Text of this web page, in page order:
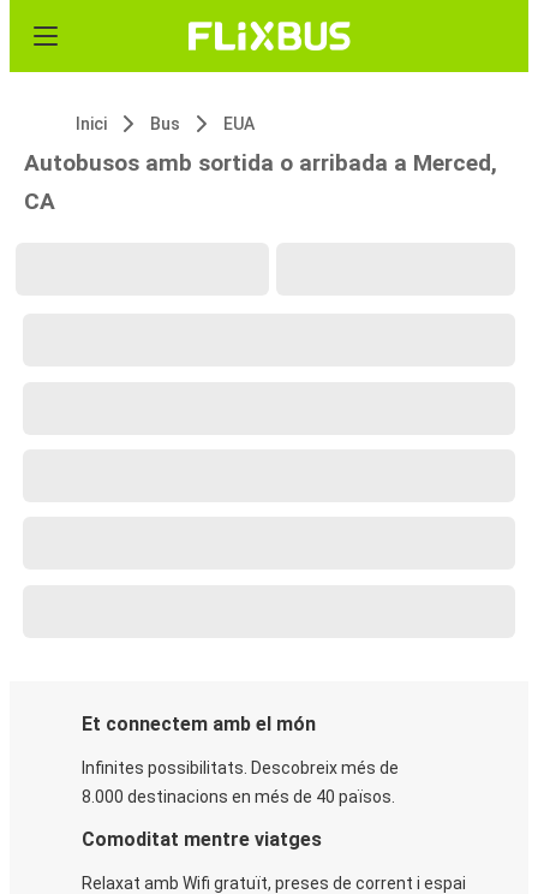
Inici Bus EUA
Autobusos amb sortida o arribada a Merced,
CA
Et connectem amb el món
Infinites possibilitats. Descobreix més de
8.000 destinacions en més de 40 països.
Comoditat mentre viatges
Relaxat amb Wifi gratuït, preses de corrent i espai